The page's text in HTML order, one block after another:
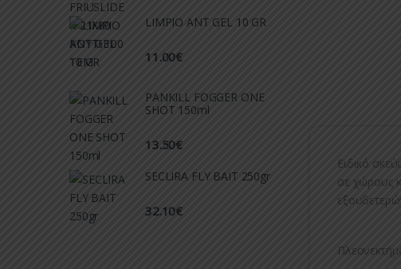
Ειδικό
σε χώρους
LIMPIO ANT GEL 10 GR
11.00€
PANKILL FOGGER ONE
SHOT 150ml
13.50€
SECLIRA FLY BAIT 250gr
32.10€